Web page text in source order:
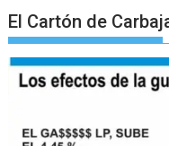
El Cartón de